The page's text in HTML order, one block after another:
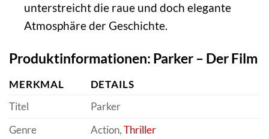
unterstreicht die raue und doch elegante
Atmosphäre der Geschichte.
Produktinformationen: Parker – Der Film
MERKMAL
DETAILS
Titel
Parker
Genre
Action,Thriller